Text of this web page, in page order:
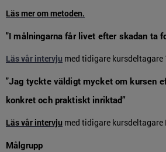
Läs mer om metoden.
"I målningarna får livet efter skadan ta
Läs vår intervju med tidigare kursdeltagare
"Jag tyckte väldigt mycket om kursen
konkret och praktiskt inriktad”
Läs vår intervju med tidigare kursdeltagare
Målgrupp